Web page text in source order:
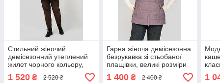
Стильний жіночий
демісезонний утеплений
жилет чорного кольору,
батальні розміри
1 520 ₴ 2 520 ₴
Гарна жіноча демісезонна
безрукавка зі стьобаної
плащівки, великі розміри
1 400₴ 2 400 ₴ 1